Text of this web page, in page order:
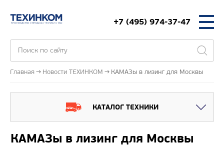
+7 (495) 974-37-47
Главная Новости ТЕХИНКОМ КАМАЗы в лизинг для Москвы
КАТАЛОГ ТЕХНИКИ
КАМАЗы в лизинг для Москвы